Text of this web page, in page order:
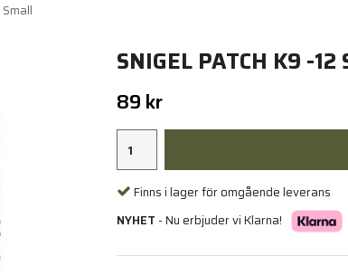
SNIGEL PATCH K9 -12
89 kr
Finns i lager för omgående leverans
NYHET - Nu erbjuder vi Klarna!